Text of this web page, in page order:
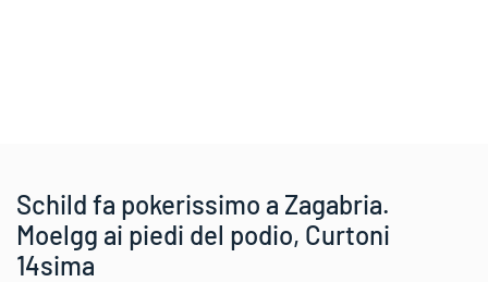
Schild fa pokerissimo a Zagabria.
Moelgg ai piedi del podio, Curtoni
14sima